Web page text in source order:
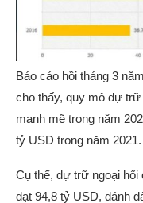
Báo cáo hồi tháng 3
cho thấy, quy mô dự
mạnh mẽ trong năm
tỷ USD trong năm 2021.
Cụ thể, dự trữ ngoại hối
đạt 94,8 tỷ USD, đánh